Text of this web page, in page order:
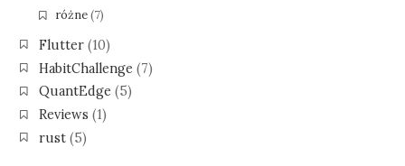
różne(7)
Flutter(10)
HabitChallenge (7)
QuantEdge (5)
Reviews (1)
rust(5)